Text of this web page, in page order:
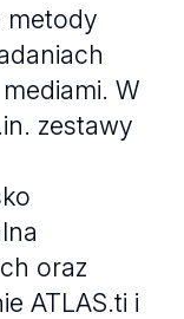
metody
W
zestawy
oraz
ATLAS.ti i